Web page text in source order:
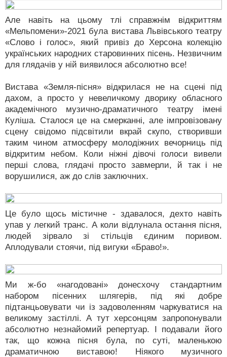
Але навіть на цьому тлі справжнім відкриттям
«Мельпомени»-2021 була вистава Львівського театру
«Слово і голос», який привіз до Херсона колекцію
українських народних старовинних пісень. Незвичним
для глядачів у ній виявилося абсолютно все!
Вистава «Земля-пісня» відкрилася не на сцені під
дахом, а просто у невеличкому дворику обласного
академічного музично-драматичного театру імені
Куліша. Сталося це на смерканні, але імпровізовану
сцену свідомо підсвітили вкрай скупо, створивши
таким чином атмосферу молодіжних вечорниць під
відкритим небом. Коли ніжні дівочі голоси вивели
перші слова, глядачі просто завмерли, й так і не
ворушилися, аж до слів заключних.
Це було щось містичне - здавалося, дехто навіть
упав у легкий транс. А коли відлунала остання пісня,
людей зірвало зі стільців єдиним поривом.
Аплодували стоячи, під вигуки «Браво!».
Ми ж-бо «нагодовані» донесхочу стандартним
набором пісенних шлягерів, під які добре
підтанцьовувати чи із задоволенням чаркуватися на
великому застіллі. А тут херсонцям запропонували
абсолютно незнайомий репертуар. І подавали його
так, що кожна пісня була, по суті, маленькою
драматичною виставою! Ніякого музичного